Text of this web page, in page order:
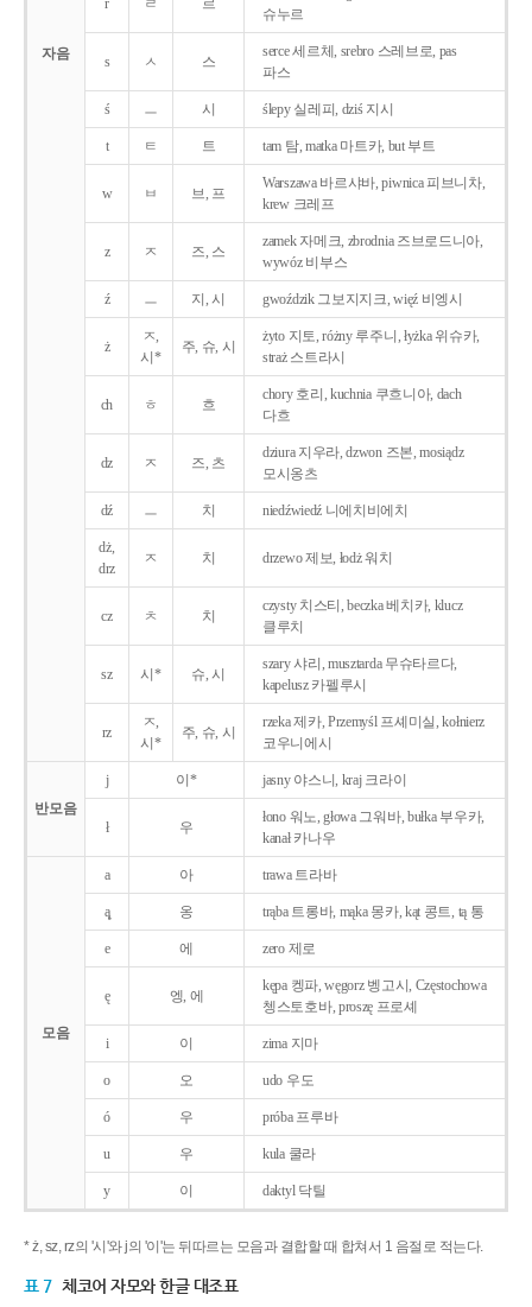
자음
r ㄹ 르
슈누르
s ㅅ 스
serce 세르체, srebro 스레브로, pas
파스
ś ㅡ 시 ślepy 실레피, dziś 지시
t ㅌ 트 tam 탐, matka 마트카, but 부트
w ㅂ 브, 프
Warszawa 바르샤바, piwnica 피브니차,
krew 크레프
z ㅈ 즈, 스
zamek 자메크, zbrodnia 즈브로드니아,
wywóz 비부스
ź ㅡ 지, 시 gwoździk 그보지지크, więź 비엥시
ż
ㅈ,
시*
주, 슈, 시
żyto 지토, różny 루주니, łyżka 위슈카,
straż 스트라시
ch ㅎ 흐
chory 호리, kuchnia 쿠흐니아, dach
다흐
dz ㅈ 즈, 츠
dziura 지우라, dzwon 즈본, mosiądz
모시옹츠
dź ㅡ 치 niedźwiedź 니에치비에치
dż,
drz
ㅈ 치 drzewo 제보, łodż 워치
cz ㅊ 치
czysty 치스티, beczka 베치카, klucz
클루치
sz 시* 슈, 시
szary 샤리, musztarda 무슈타르다,
kapelusz 카펠루시
rz
ㅈ,
시*
주, 슈, 시
rzeka 제카, Przemyśl 프셰미실, kołnierz
코우니에시
반모음
j 이* jasny 야스니, kraj 크라이
ł 우
łono 워노, głowa 그워바, bułka 부우카,
kanał 카나우
모음
a 아 trawa 트라바
ą̨ 옹 trąba 트롱바, mąka 몽카, kąt 콩트, tą 통
e 에 zero 제로
ę 엥, 에
kępa 켕파, węgorz 벵고시, Częstochowa
쳉스토호바, proszę 프로셰
i 이 zima 지마
o 오 udo 우도
ó 우 próba 프루바
u 우 kula 쿨라
y 이 daktyl 닥틸
* ż, sz, rz의 '시'와 j의 '이'는 뒤따르는 모음과 결합할 때 합쳐서 1 음절로 적는다.
표 7 체코어 자모와 한글 대조표